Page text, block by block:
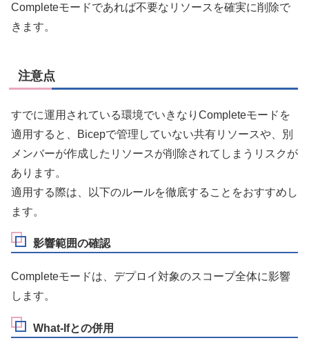
Completeモードであれば不要なリソースを確実に削除で
きます。
注意点
すでに運用されている環境でいきなりCompleteモードを
適用すると、Bicepで管理していない共有リソースや、別
メンバーが作成したリソースが削除されてしまうリスクが
あります。
適用する際は、以下のルールを徹底することをおすすめし
ます。
影響範囲の確認
Completeモードは、デプロイ対象のスコープ全体に影響
します。
What-Ifとの併用